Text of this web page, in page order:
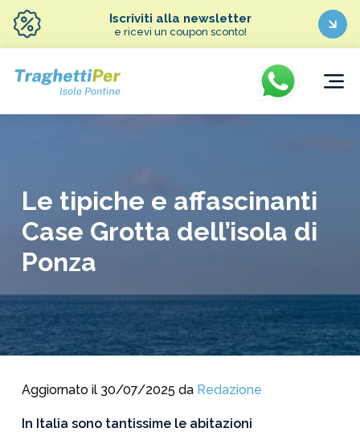
Iscriviti alla newsletter
e ricevi un coupon sconto!
Le tipiche e affascinanti
Case Grotta dell’isola di
Ponza
Aggiornato il 30/07/2025 da Redazione
In Italia sono tantissime le abitazioni